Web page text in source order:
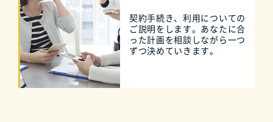
契約手続き、利用についての
ご説明をします。あなたに合
った計画を相談しながら一つ
ずつ決めていきます。